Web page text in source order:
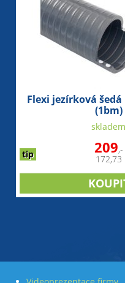
Flexi jezírková
(1bm)
tip
skladem
209,-
172,73